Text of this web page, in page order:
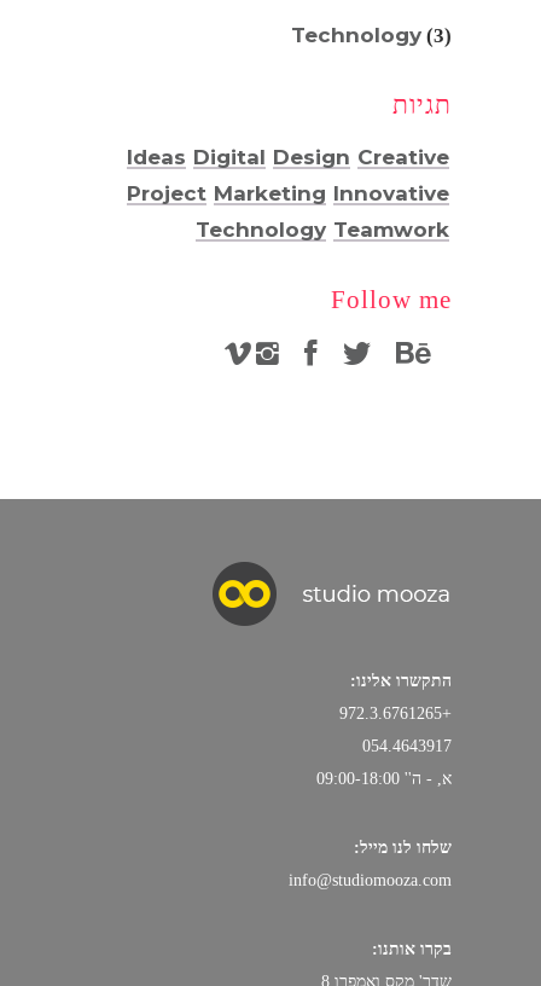
Technology (3)
תגיות
Creative
Design
Digital
Ideas
Innovative
Marketing
Project
Teamwork
Technology
Follow me
התקשרו אלינו:
+972.3.6761265
054.4643917
א, - ה'' 09:00-18:00
שלחו לנו מייל:
info@studiomooza.com
בקרו אותנו:
שדר' מקס ואמפרו 8.